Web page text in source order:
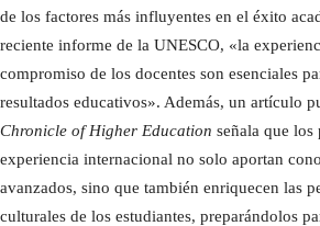
de los factores más influyentes en el éxito
reciente informe de la UNESCO, «la
compromiso de los docentes son esenciales
resultados educativos». Además, un artículo
Chronicle of Higher Education señala que los
experiencia internacional no solo aportan
avanzados, sino que también enriquecen las
culturales de los estudiantes, preparándolos